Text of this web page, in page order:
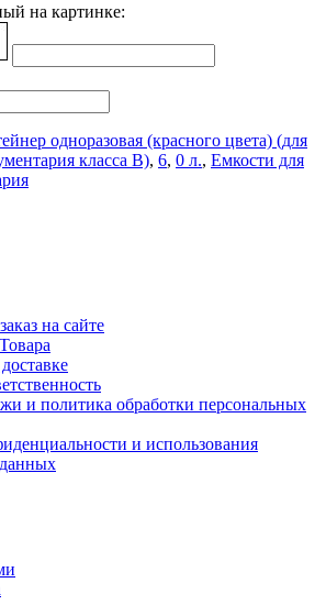
на картинке:
одноразовая (красного цвета) (для
класса В), 6, 0 л., Емкости для
на сайте
и политика обработки персональных
и использования